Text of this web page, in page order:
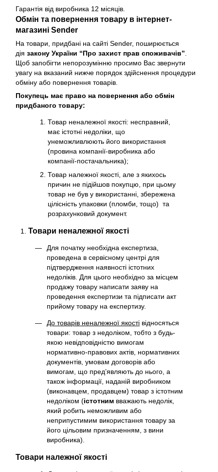
Гарантія від виробника 12 місяців.
Обмін та повернення товару в інтернет-
магазині Sender
На товари, придбані на сайті Sender, поширюється
дія закону України “Про захист прав споживачів”
Щоб запобігти непорозумінню просимо Вас звернути
увагу на вказаний нижче порядок здійснення процедури
обміну або повернення товарів.
Покупець має право на повернення або обмін
придбаного товару:
Товар неналежної якості: несправний,
має істотні недоліки, що
унеможливлюють його використання
(провина компанії-виробника або
компанії-постачальника);
Товар належної якості, але з якихось
причин не підійшов покупцю, при цьому
товар не був у використанні, збережена
цілісність упаковки (пломби, тощо) та
розрахунковий документ.
Товари неналежної якості
Для початку необхідна експертиза,
проведена в сервісному центрі для
підтвердження наявності істотних
недоліків. Для цього необхідно за місцем
продажу товару написати заяву на
проведення експертизи та підписати акт
прийому товару на експертизу.
До товарів неналежної якості відносяться
товари: товар з недоліком, тобто з будь-
якою невідповідністю вимогам
нормативно-правових актів, нормативних
документів, умовам договорів або
вимогам, що пред’являють до нього, а
також інформації, наданій виробником
(виконавцем, продавцем) товар з істотним
недоліком (істотним вважають недолік,
який робить неможливим або
неприпустимим використання товару за
його цільовим призначенням, з вини
виробника).
Товари належної якості